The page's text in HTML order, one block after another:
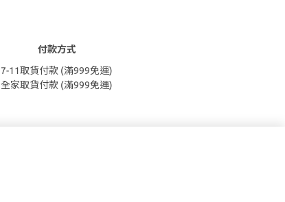
付款方式
7-11取貨付款 (滿999免運)
全家取貨付款 (滿999免運)